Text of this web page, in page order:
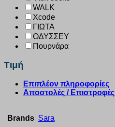
WALK
Xcode
ΓΙΩΤΑ
ΟΔΥΣΣΕΥ
Πουρνάρα
Τιμή
Επιπλέον πληροφορίες
Αποστολές / Επιστροφές
Brands Sara